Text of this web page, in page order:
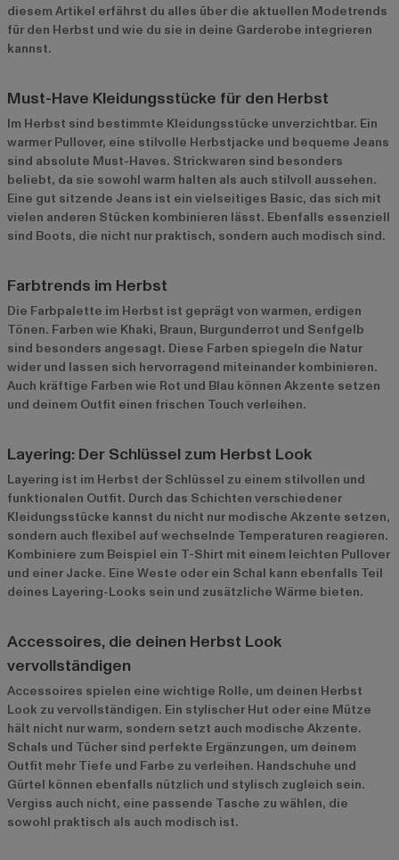
diesem Artikel erfährst du alles über die aktuellen Modetrends
für den Herbst und wie du sie in deine Garderobe integrieren
kannst.
Must-Have Kleidungsstücke für den Herbst
Im Herbst sind bestimmte Kleidungsstücke unverzichtbar. Ein
warmer Pullover, eine stilvolle Herbstjacke und bequeme Jeans
sind absolute Must-Haves. Strickwaren sind besonders
beliebt, da sie sowohl warm halten als auch stilvoll aussehen.
Eine gut sitzende Jeans ist ein vielseitiges Basic, das sich mit
vielen anderen Stücken kombinieren lässt. Ebenfalls essenziell
sind Boots, die nicht nur praktisch, sondern auch modisch sind.
Farbtrends im Herbst
Die Farbpalette im Herbst ist geprägt von warmen, erdigen
Tönen. Farben wie Khaki, Braun, Burgunderrot und Senfgelb
sind besonders angesagt. Diese Farben spiegeln die Natur
wider und lassen sich hervorragend miteinander kombinieren.
Auch kräftige Farben wie Rot und Blau können Akzente setzen
und deinem Outfit einen frischen Touch verleihen.
Layering: Der Schlüssel zum Herbst Look
Layering ist im Herbst der Schlüssel zu einem stilvollen und
funktionalen Outfit. Durch das Schichten verschiedener
Kleidungsstücke kannst du nicht nur modische Akzente setzen,
sondern auch flexibel auf wechselnde Temperaturen reagieren.
Kombiniere zum Beispiel ein T-Shirt mit einem leichten Pullover
und einer Jacke. Eine Weste oder ein Schal kann ebenfalls Teil
deines Layering-Looks sein und zusätzliche Wärme bieten.
Accessoires, die deinen Herbst Look
vervollständigen
Accessoires spielen eine wichtige Rolle, um deinen Herbst
Look zu vervollständigen. Ein stylischer Hut oder eine Mütze
hält nicht nur warm, sondern setzt auch modische Akzente.
Schals und Tücher sind perfekte Ergänzungen, um deinem
Outfit mehr Tiefe und Farbe zu verleihen. Handschuhe und
Gürtel können ebenfalls nützlich und stylisch zugleich sein.
Vergiss auch nicht, eine passende Tasche zu wählen, die
sowohl praktisch als auch modisch ist.